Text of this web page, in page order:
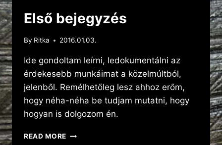
Első bejegyzés
By Ritka 2016.01.03.
Ide gondoltam leírni, ledokumentálni az
érdekesebb munkáimat a közelmúltból,
jelenből. Remélhetőleg lesz ahhoz erőm,
hogy néha-néha be tudjam mutatni, hogy
hogyan is dolgozom én.
READ MORE ELSŐ